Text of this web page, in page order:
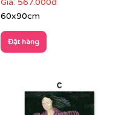
Giá: 567.000đ
60x90cm
Đặt hàng